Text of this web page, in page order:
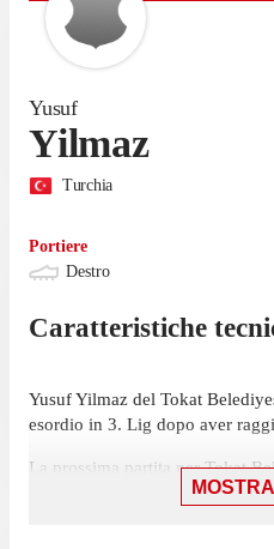
Yusuf
Yilmaz
Turchia
Portiere
Destro
Caratteristiche
Yusuf Yilmaz del Tokat
esordio in 3. Lig dopo aver
La prossima partita per Tokat
contro Pazarspor, il 25 marzo.